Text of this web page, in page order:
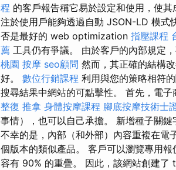
程 的客戶報告稱它易於設定和使用，使
注於使用戶能夠透過自動 JSON-LD 模式
否是最好的 web optimization 指壓課程
薦 工具仍有爭議。 由於客戶的內部規定
桃園 按摩 seo顧問 然而，其正確的結構
好。 數位行銷課程 利用與您的策略相符
搜尋結果中網站的可點擊性。 首先，電子
整復 推拿 身體按摩課程 腳底按摩技術士
事情），也可以自己承擔。 新增種子關
不幸的是，內部（和外部）內容重複在電
個版本的類似產品。 客戶可以瀏覽專用
容有 90% 的重疊。 因此，該網站創建了